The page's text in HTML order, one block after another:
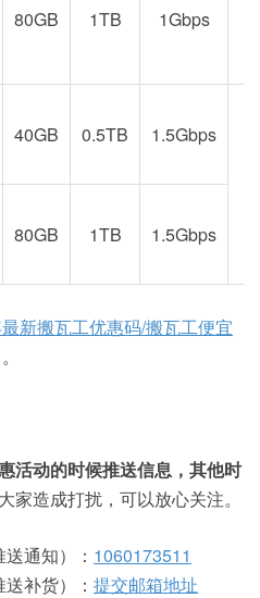
80GB 1TB 1Gbps
40GB 0.5TB
1.5Gbps
80GB 1TB 1.5Gbps
新搬瓦工优惠码/搬瓦工便宜
活动的时候推送信息，其他时
家造成打扰，可以放心关注。
通知）： 1060173511
补货）： 提交邮箱地址